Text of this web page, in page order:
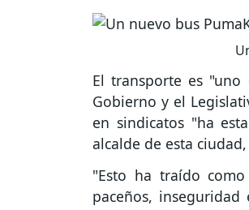
El transporte es "uno
Gobierno y el
en sindicatos "ha
alcalde de esta
"Esto ha traído
paceños,